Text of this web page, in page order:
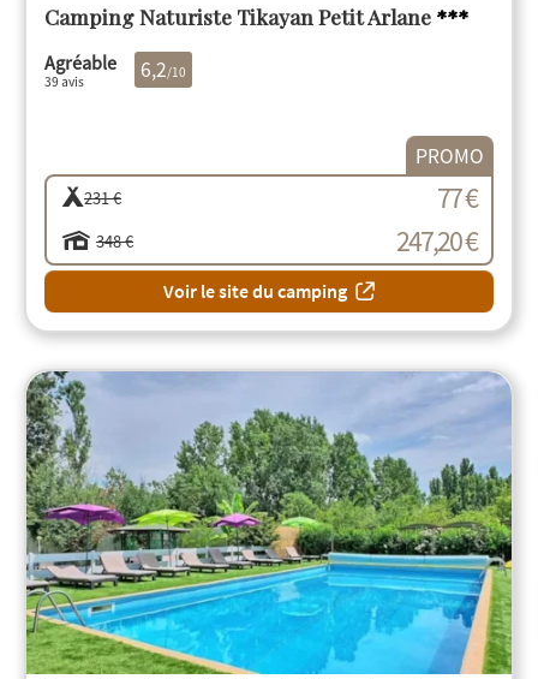
Camping Naturiste Tikayan Petit Arlane ***
Agréable
39 avis 6,2/10
PROMO
231 € 77 €
348 € 247,20 €
Voir le site du camping